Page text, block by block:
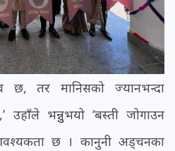
छ, तर मानिसको ज्यानभन्दा
उहाँले भन्नुुभयो ‘बस्ती जोगाउन
छ । कानुनी अड्चनका